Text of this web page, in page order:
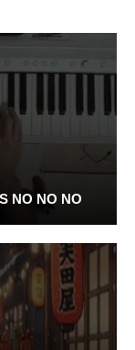
NO NO NO